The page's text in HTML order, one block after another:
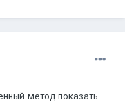
метод показать